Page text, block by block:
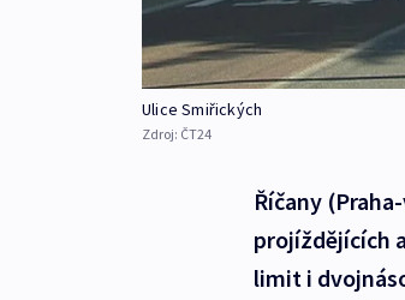
Ulice Smiřických
Zdroj: ČT24
Říčany
projíždějících
limit i